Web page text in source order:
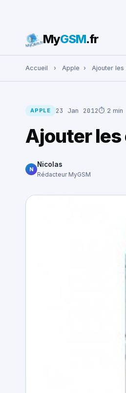
Rechercher :
MyGSM.fr
Accueil › Apple › Ajouter les
APPLE 23 Jan 2012⏱ 2 min
Ajouter les
N
Nicolas
Rédacteur MyGSM